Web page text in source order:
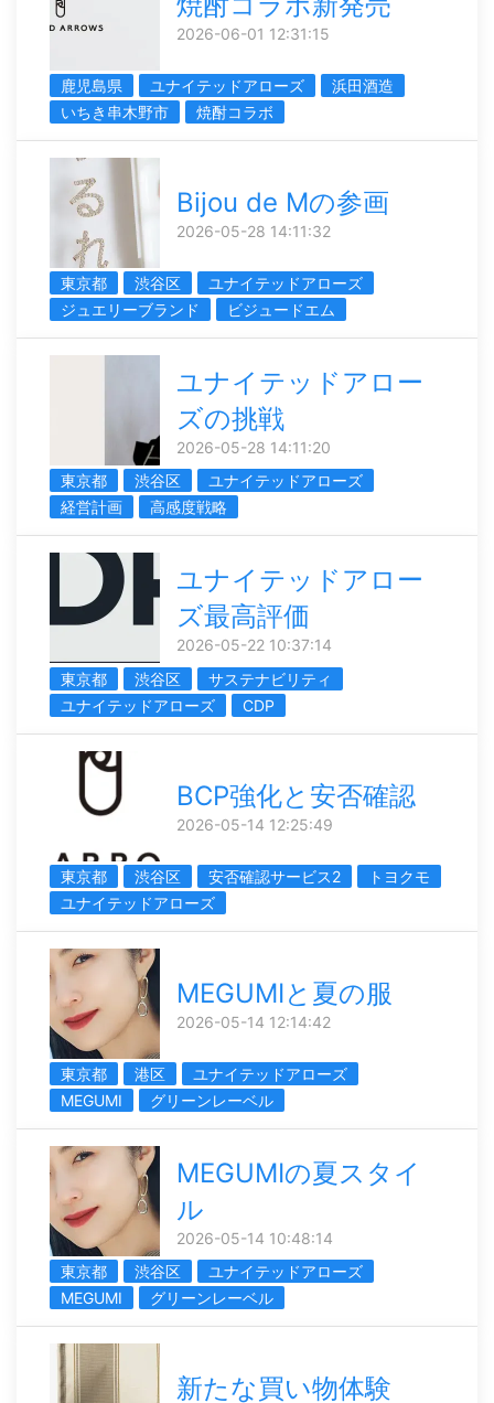
2026-06-01 12:31:15
鹿児島県 ユナイテッドアローズ
浜田酒造
いちき串木野市
焼酎コラボ
Bijou de Mの参画
2026-05-28 14:11:32
東京都 渋谷区
ユナイテッドアローズ
ジュエリーブランド
ビジュードエム
ユナイテッドアロー
ズの挑戦
2026-05-28 14:11:20
東京都
渋谷区
ユナイテッドアローズ
経営計画
高感度戦略
ユナイテッドアロー
ズ最高評価
2026-05-22 10:37:14
東京都
渋谷区
サステナビリティ
ユナイテッドアローズ
CDP
BCP強化と安否確認
2026-05-14 12:25:49
東京都 渋谷区 安否確認サービス2
トヨクモ
ユナイテッドアローズ
MEGUMIと夏の服
2026-05-14 12:14:42
東京都 港区
ユナイテッドアローズ
MEGUMI
グリーンレーベル
MEGUMIの夏スタイ
ル
2026-05-14 10:48:14
東京都
渋谷区
ユナイテッドアローズ
MEGUMI
グリーンレーベル
新たな買い物体験